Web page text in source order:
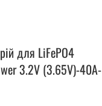
для LiFePO4
3.2V (3.65V)-40A-